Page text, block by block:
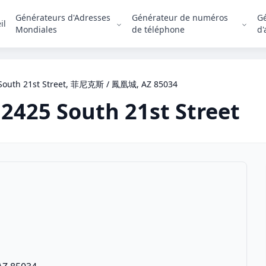
Générateurs d'Adresses
Mondiales
Générateur de numéros
de téléphone
21st Street, 菲尼克斯 / 鳳凰城, AZ 85034
2425 South 21st Street